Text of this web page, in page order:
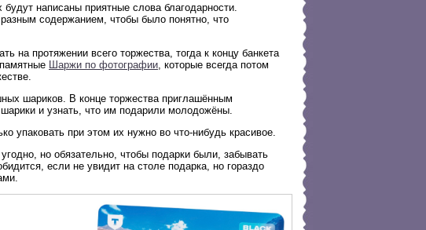
написаны приятные слова благодарности.
содержанием, чтобы было понятно, что
на протяжении всего торжества, тогда к концу банкета
Шаржи по фотографии , которые всегда потом
шариков. В конце торжества приглашённым
и узнать, что им подарили молодожёны.
упаковать при этом их нужно во что-нибудь красивое.
но обязательно, чтобы подарки были, забывать
если не увидит на столе подарка, но гораздо